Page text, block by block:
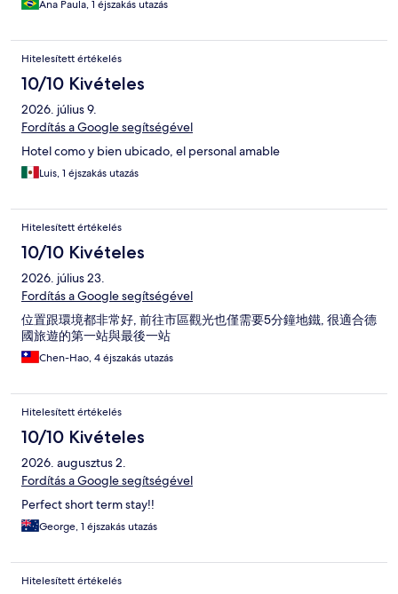
Ana Paula, 1 éjszakás utazás
Hitelesített értékelés
10/10 Kivételes
2026. július 9.
Fordítás a Google segítségével
Hotel como y bien ubicado, el personal amable
Luis, 1 éjszakás utazás
Hitelesített értékelés
10/10 Kivételes
2026. július 23.
Fordítás a Google segítségével
位置跟環境都非常好, 前往市區觀光也僅需要5分鐘地鐵, 很適合德
國旅遊的第一站與最後一站
Chen-Hao, 4 éjszakás utazás
Hitelesített értékelés
10/10 Kivételes
2026. augusztus 2.
Fordítás a Google segítségével
Perfect short term stay!!
George, 1 éjszakás utazás
Hitelesített értékelés